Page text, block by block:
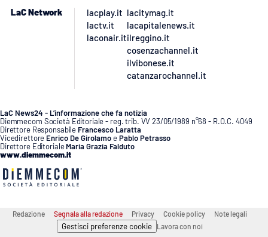
LaC Network
lacplay.it
lactv.it
laconair.it
lacitymag.it
lacapitalenews.it
ilreggino.it
cosenzachannel.it
ilvibonese.it
catanzarochannel.it
LaC News24 - L’informazione che fa notizia
Diemmecom Società Editoriale - reg. trib. VV 23/05/1989 n°68 - R.O.C. 4049
Direttore Responsabile Francesco Laratta
Vicedirettore Enrico De GirolamoePablo Petrasso
Direttore Editoriale Maria Grazia Falduto
www.diemmecom.it
Redazione Segnala alla redazione Privacy Cookie policy Note legali
Gestisci preferenze cookie Lavora con noi